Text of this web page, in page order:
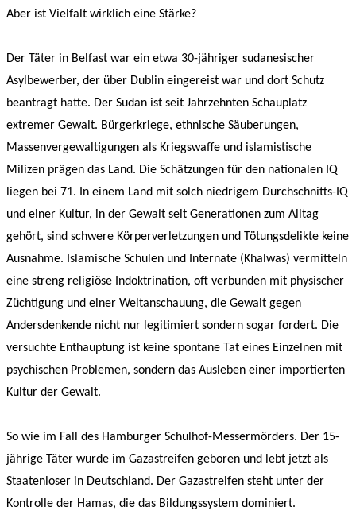
Aber ist Vielfalt wirklich eine Stärke?
Der Täter in Belfast war ein etwa 30-jähriger sudanesischer
Asylbewerber, der über Dublin eingereist war und dort Schutz
beantragt hatte. Der Sudan ist seit Jahrzehnten Schauplatz
extremer Gewalt. Bürgerkriege, ethnische Säuberungen,
Massenvergewaltigungen als Kriegswaffe und islamistische
Milizen prägen das Land. Die Schätzungen für den nationalen IQ
liegen bei 71. In einem Land mit solch niedrigem Durchschnitts-IQ
und einer Kultur, in der Gewalt seit Generationen zum Alltag
gehört, sind schwere Körperverletzungen und Tötungsdelikte keine
Ausnahme. Islamische Schulen und Internate (Khalwas) vermitteln
eine streng religiöse Indoktrination, oft verbunden mit physischer
Züchtigung und einer Weltanschauung, die Gewalt gegen
Andersdenkende nicht nur legitimiert sondern sogar fordert. Die
versuchte Enthauptung ist keine spontane Tat eines Einzelnen mit
psychischen Problemen, sondern das Ausleben einer importierten
Kultur der Gewalt.
So wie im Fall des Hamburger Schulhof-Messermörders. Der 15-
jährige Täter wurde im Gazastreifen geboren und lebt jetzt als
Staatenloser in Deutschland. Der Gazastreifen steht unter der
Kontrolle der Hamas, die das Bildungssystem dominiert.